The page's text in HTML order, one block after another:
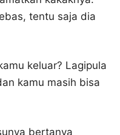
tentu saja dia
keluar? Lagipula
kamu masih bisa
bertanya